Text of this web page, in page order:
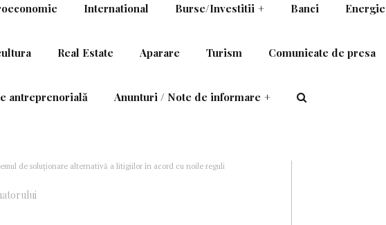
International Burse/Investitii + Banci Energie
Real Estate Aparare Turism Comunicate de presa
antreprenorială Anunturi / Note de informare +
de soluţionare alternativă a litigiilor în acord cu noile reguli